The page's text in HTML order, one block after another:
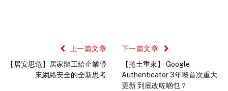
上一篇文章
【居安思危】居家辦工給企業帶
來網絡安全的全新思考
下一篇文章
【捲土重來】 Google
Authenticator 3年嚟首次重大
更新 到底改咗啲乜？